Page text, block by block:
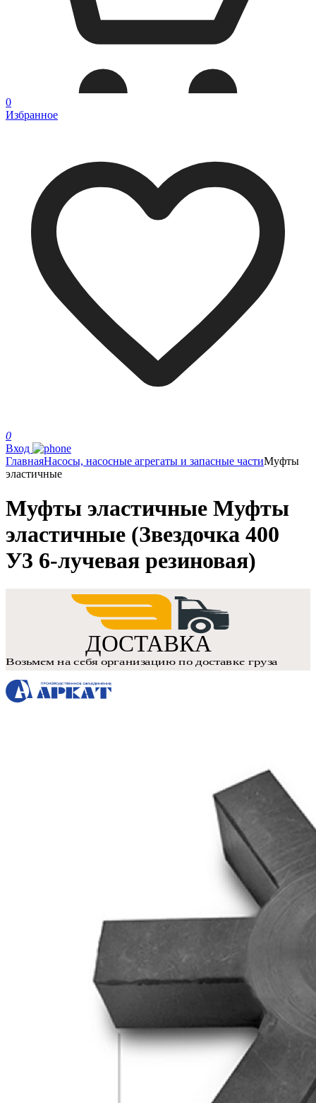
0
Избранное
0
Вход
ГлавнаяНасосы, насосные агрегаты и запасные частиМуфты
эластичные
Муфты эластичные Муфты
эластичные (Звездочка 400
У3 6-лучевая резиновая)